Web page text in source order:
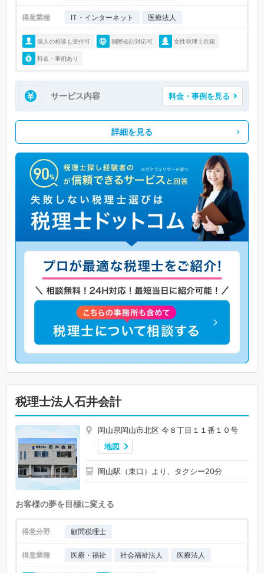
得意業種 IT・インターネット 医療法人
個人の相談も受付可 国際会計対応可 女性税理士在籍
料金・事例あり
サービス内容 料金・事例を見る
詳細を見る
税理士法人石井会計
岡山県岡山市北区 今８丁目１１番１０号
地図
岡山駅（東口）より、タクシー20分
お客様の夢を目標に変える
得意分野 顧問税理士
得意業種 医療・福祉 社会福祉法人 医療法人